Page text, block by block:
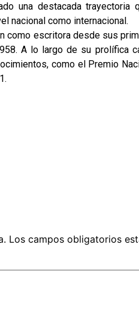
una destacada
nacional como internacional.
como escritora desde sus
A lo largo de su prolífica
como el Premio
Los campos obligatorios